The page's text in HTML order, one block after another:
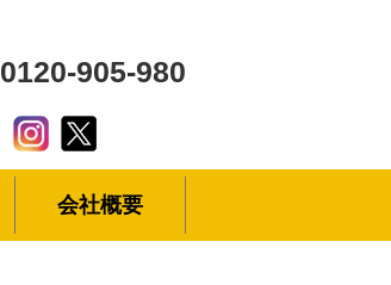
0120-905-980
会社概要